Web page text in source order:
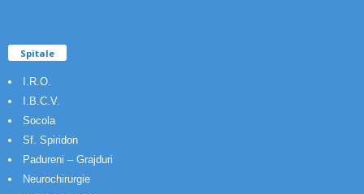
Spitale
I.R.O.
I.B.C.V.
Socola
Sf. Spiridon
Padureni – Grajduri
Neurochirurgie